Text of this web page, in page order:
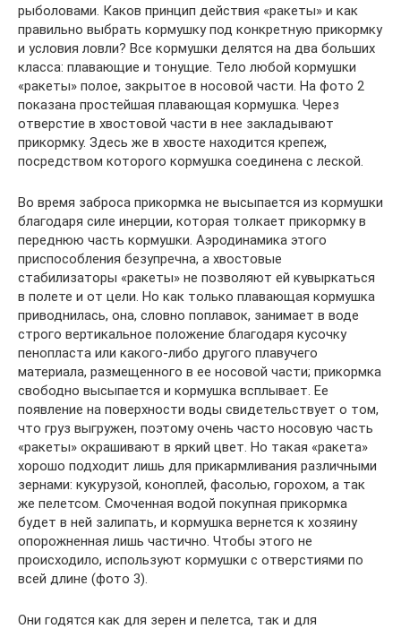
рыболовами. Каков принцип действия «ракеты» и как
правильно выбрать кормушку под конкретную прикормку
и условия ловли? Все кормушки делятся на два больших
класса: плавающие и тонущие. Тело любой кормушки
«ракеты» полое, закрытое в носовой части. На фото 2
показана простейшая плавающая кормушка. Через
отверстие в хвостовой части в нее закладывают
прикормку. Здесь же в хвосте находится крепеж,
посредством которого кормушка соединена с леской.
Во время заброса прикормка не высыпается из кормушки
благодаря силе инерции, которая толкает прикормку в
переднюю часть кормушки. Аэродинамика этого
приспособления безупречна, а хвостовые
стабилизаторы «ракеты» не позволяют ей кувыркаться
в полете и от цели. Но как только плавающая кормушка
приводнилась, она, словно поплавок, занимает в воде
строго вертикальное положение благодаря кусочку
пенопласта или какого-либо другого плавучего
материала, размещенного в ее носовой части; прикормка
свободно высыпается и кормушка всплывает. Ее
появление на поверхности воды свидетельствует о том,
что груз выгружен, поэтому очень часто носовую часть
«ракеты» окрашивают в яркий цвет. Но такая «ракета»
хорошо подходит лишь для прикармливания различными
зернами: кукурузой, коноплей, фасолью, горохом, а так
же пелетсом. Смоченная водой покупная прикормка
будет в ней залипать, и кормушка вернется к хозяину
опорожненная лишь частично. Чтобы этого не
происходило, используют кормушки с отверстиями по
всей длине (фото 3).
Они годятся как для зерен и пелетса, так и для